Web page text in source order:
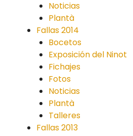
Noticias
Plantà
Fallas 2014
Bocetos
Exposición del Ninot
Fichajes
Fotos
Noticias
Plantà
Talleres
Fallas 2013